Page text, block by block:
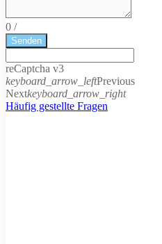
0 /
Senden
reCaptcha v3
keyboard_arrow_leftPrevious
Nextkeyboard_arrow_right
Häufig gestellte Fragen